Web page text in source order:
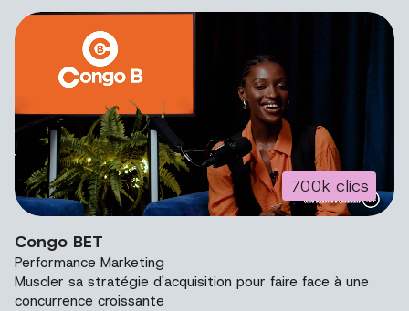
700k clics
Congo BET
Performance Marketing
Muscler sa stratégie d'acquisition pour faire face à une
concurrence croissante